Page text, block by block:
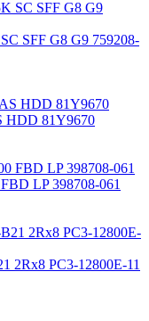
SFF G8 G9 759208-
HDD 81Y9670
LP 398708-061
2Rx8 PC3-12800E-11